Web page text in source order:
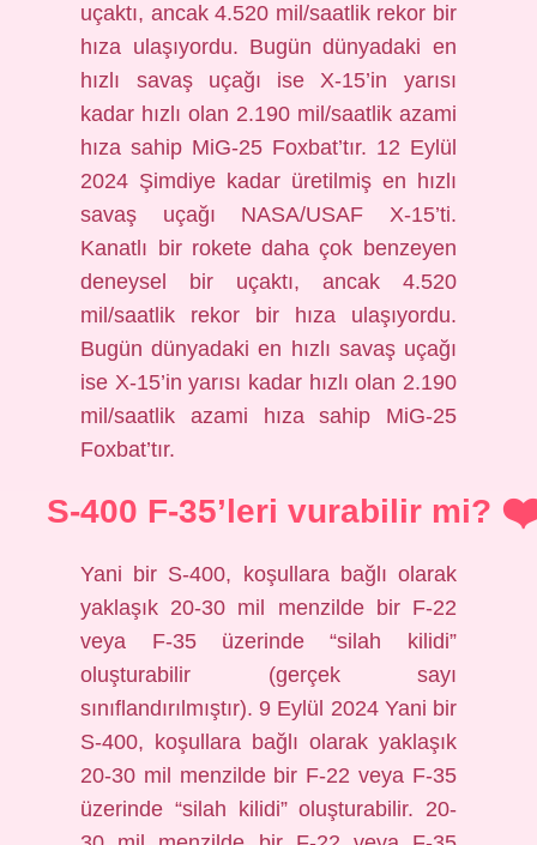
uçaktı, ancak 4.520 mil/saatlik rekor bir
hıza ulaşıyordu. Bugün dünyadaki en
hızlı savaş uçağı ise X-15’in yarısı
kadar hızlı olan 2.190 mil/saatlik azami
hıza sahip MiG-25 Foxbat’tır. 12 Eylül
2024 Şimdiye kadar üretilmiş en hızlı
savaş uçağı NASA/USAF X-15’ti.
Kanatlı bir rokete daha çok benzeyen
deneysel bir uçaktı, ancak 4.520
mil/saatlik rekor bir hıza ulaşıyordu.
Bugün dünyadaki en hızlı savaş uçağı
ise X-15’in yarısı kadar hızlı olan 2.190
mil/saatlik azami hıza sahip MiG-25
Foxbat’tır.
S-400 F-35’leri vurabilir mi?
Yani bir S-400, koşullara bağlı olarak
yaklaşık 20-30 mil menzilde bir F-22
veya F-35 üzerinde “silah kilidi”
oluşturabilir (gerçek sayı
sınıflandırılmıştır). 9 Eylül 2024 Yani bir
S-400, koşullara bağlı olarak yaklaşık
20-30 mil menzilde bir F-22 veya F-35
üzerinde “silah kilidi” oluşturabilir. 20-